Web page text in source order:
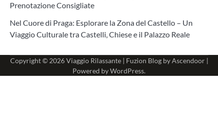
Prenotazione Consigliate
Nel Cuore di Praga: Esplorare la Zona del Castello – Un
Viaggio Culturale tra Castelli, Chiese e il Palazzo Reale
Copyright © 2026Viaggio Rilassante| Fuzion Blog byAscendoor|
Powered byWordPress.